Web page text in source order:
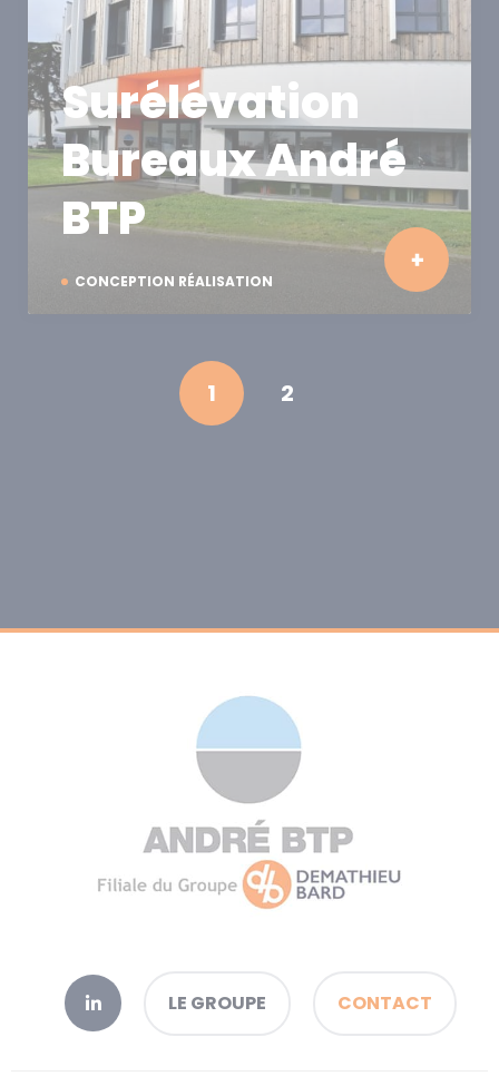
CONCEPTION RÉALISATION
Surélévation
Bureaux André
BTP
1 2
LE GROUPE CONTACT